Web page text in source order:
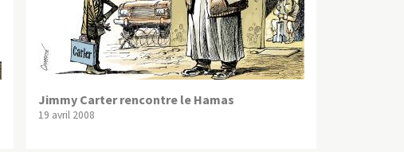
Jimmy Carter rencontre le Hamas
19 avril 2008